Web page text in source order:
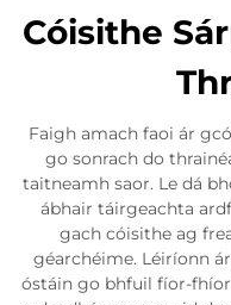
Cóisithe
Faigh amach faoi ár
go sonrach do
taitneamh saor. Le dá
ábhair táirgeachta
gach cóisithe ag
géarchéime. Léiríonn
óstáin go bhfuil fíor-